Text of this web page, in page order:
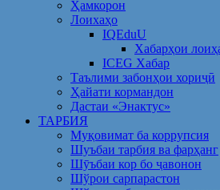
Ҳамкорон
Лоихаҳо
IQEduU
Хабарҳои
ICEG Хабар
Таълими забонҳои хориҷӣ
Ҳайати кормандон
Дастаи «Энактус»
ТАРБИЯ
Муқовимат ба коррупсия
Шуъбаи тарбия ва фарҳанг
Шӯъбаи кор бо ҷавонон
Шўрои сарпарастон